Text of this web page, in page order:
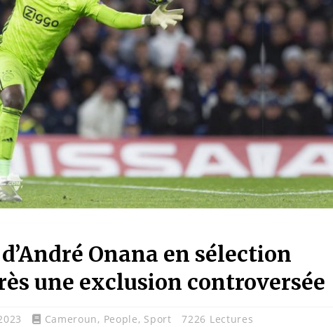
Onana en sélection
une exclusion controversée
Cameroun, People, Sport 7226 Lectures